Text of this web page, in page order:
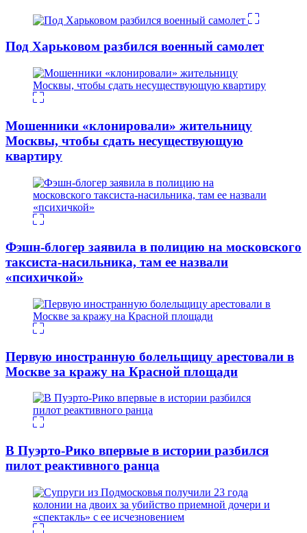
Под Харьковом разбился военный самолет
Мошенники «клонировали» жительницу
Москвы, чтобы сдать несуществующую
квартиру
Фэшн-блогер заявила в полицию на московского
таксиста-насильника, там ее назвали
«психичкой»
Первую иностранную болельщицу арестовали в
Москве за кражу на Красной площади
В Пуэрто-Рико впервые в истории разбился
пилот реактивного ранца